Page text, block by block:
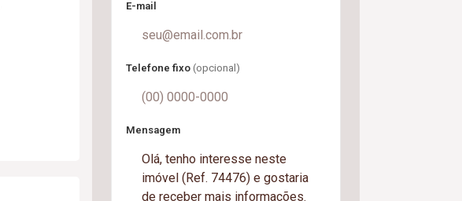
E-mail
Telefone fixo (opcional)
Mensagem